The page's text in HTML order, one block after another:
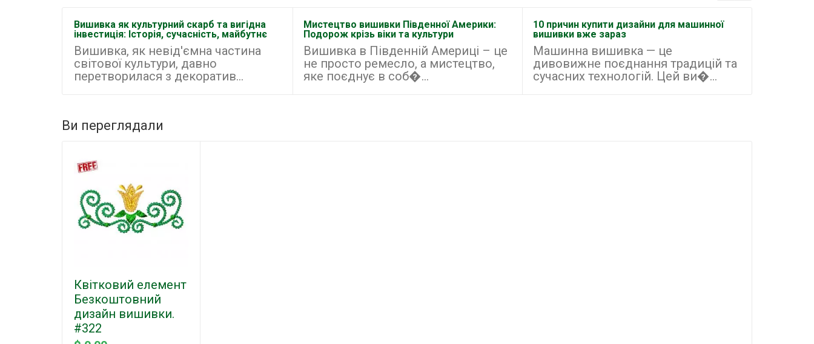
Вишивка як культурний скарб та вигідна
інвестиція: Історія, сучасність, майбутнє
Вишивка, як невід'ємна частина
світової культури, давно
перетворилася з декоратив...
Мистецтво вишивки Південної Америки:
Подорож крізь віки та культури
Вишивка в Південній Америці – це
не просто ремесло, а мистецтво,
яке поєднує в соб�...
10 причин купити дизайни для машинної
вишивки вже зараз
Машинна вишивка — це
дивовижне поєднання традицій та
сучасних технологій. Цей ви�...
Ви переглядали
Квітковий елемент
Безкоштовний
дизайн вишивки.
#322